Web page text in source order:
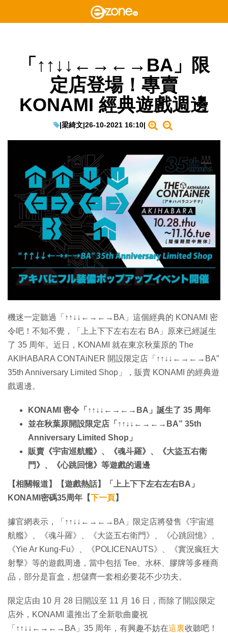
「↑↑↓↓←→←→BA」限
定店登場！專賣
KONAMI 經典遊戲週邊
|梁綺文|26-10-2021 16:10|
機迷一定聽過「↑↑↓↓←→←→BA」這個經典的 KONAMI 密
令吧！不知不覺，「上上下下左右左右 BA」原來已經誕生
了 35 周年。近日，KONAMI 就在東京秋葉原的 The
AKIHABARA CONTAiNER 開設限定店「↑↑↓↓←→←→BA”
35th Anniversary Limited Shop」，販賣 KONAMI 的經典遊
戲週邊。
KONAMI 密令「↑↑↓↓←→←→BA」誕生了 35 周年
並在秋葉原開設限定店「↑↑↓↓←→←→BA” 35th
Anniversary Limited Shop」
販賣《宇宙巡航艦》、《魂斗羅》、《大盜五右衛
門》、《心跳回憶》等遊戲的週邊
【相關報道】【遊戲熱話】「上上下下左右左右BA」
KONAMI密碼35周年【下一頁】
據官網表示，「↑↑↓↓←→←→BA」限定店將發售《宇宙巡
航艦》、《魂斗羅》、《大盜五右衛門》、《心跳回憶》、
《Yie Ar Kung-Fu》、《POLICENAUTS》、《實況瘋狂大
射擊》等的遊戲周邊，當中包括 Tee、水杯、膠牌等多種商
品，部分是盲盒，想儲齊一套相必要花不少功夫。
限定店由 10 月 28 日開設至 11 月 16 日，而除了開設限定
店外，KONAMI 還推出了全新歌曲慶祝
「↑↑↓↓←→←→BA」35 周年，有興趣不妨在這裏收聽吧！